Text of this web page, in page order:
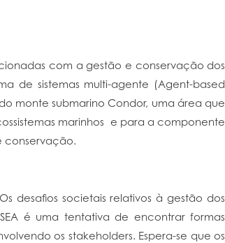
com a gestão e conservação dos
de sistemas multi-agente (Agent-based
monte submarino Condor, uma área que
marinhos e para a componente
conservação.
desafios societais relativos à gestão dos
é uma tentativa de encontrar formas
os stakeholders. Espera-se que os